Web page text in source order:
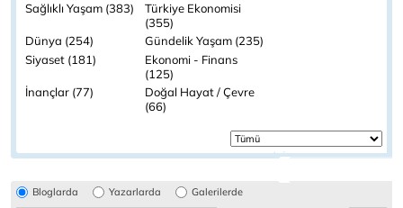
Sağlıklı Yaşam (383)
Türkiye Ekonomisi
(355)
Dünya (254)
Gündelik Yaşam (235)
Siyaset (181)
Ekonomi - Finans
(125)
İnançlar (77) Doğal Hayat / Çevre
(66)
Bloglarda Yazarlarda Galerilerde